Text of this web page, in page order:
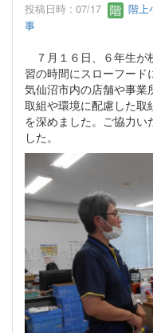
投稿日時 : 07/17 階上
事
７月１６日、６年生が
習の時間にスローフード
気仙沼市内の店舗や事業
取組や環境に配慮した取
を深めました。ご協力い
した。